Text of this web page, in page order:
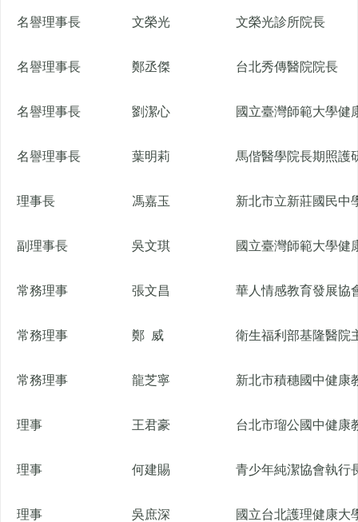
名譽理事長 文榮光 文榮光診所院長
名譽理事長 鄭丞傑 台北秀傳醫院院長
名譽理事長 劉潔心 國立臺灣師範大學健
名譽理事長 葉明莉 馬偕醫學院長期照護
理事長 馮嘉玉 新北市立新莊國民中
副理事長 吳文琪 國立臺灣師範大學健
常務理事 張文昌 華人情感教育發展協
常務理事 鄭 威 衛生福利部基隆醫院
常務理事 龍芝寧 新北市積穗國中健康
理事 王君豪 台北市瑠公國中健康
理事 何建賜 青少年純潔協會執行
理事 吳庶深 國立台北護理健康大